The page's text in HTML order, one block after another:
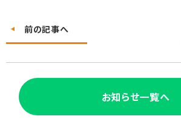
前の記事へ
お知らせ一覧へ